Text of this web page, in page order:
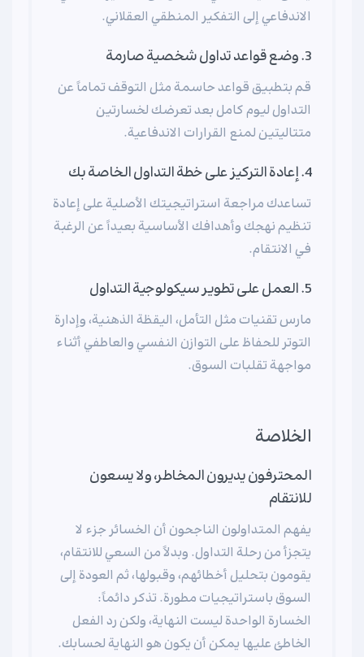
الاندفاعي إلى التفكير المنطقي العقلاني.
3. وضع قواعد تداول شخصية صارمة
قم بتطبيق قواعد حاسمة مثل التوقف تماماً عن
التداول ليوم كامل بعد تعرضك لخسارتين
متتاليتين لمنع القرارات الاندفاعية.
4. إعادة التركيز على خطة التداول الخاصة بك
تساعدك مراجعة استراتيجيتك الأصلية على إعادة
تنظيم نهجك وأهدافك الأساسية بعيداً عن الرغبة
في الانتقام.
5. العمل على تطوير سيكولوجية التداول
مارس تقنيات مثل التأمل، اليقظة الذهنية، وإدارة
التوتر للحفاظ على التوازن النفسي والعاطفي أثناء
مواجهة تقلبات السوق.
الخلاصة
المحترفون يديرون المخاطر، ولا يسعون
للانتقام
يفهم المتداولون الناجحون أن الخسائر جزء لا
يتجزأ من رحلة التداول. وبدلاً من السعي للانتقام،
يقومون بتحليل أخطائهم، وقبولها، ثم العودة إلى
السوق باستراتيجيات مطورة. تذكر دائماً:
الخسارة الواحدة ليست النهاية، ولكن رد الفعل
الخاطئ عليها يمكن أن يكون هو النهاية لحسابك.